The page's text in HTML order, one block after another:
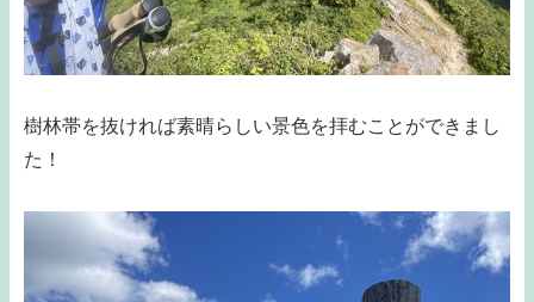
樹林帯を抜ければ素晴らしい景色を拝むことができまし
た！